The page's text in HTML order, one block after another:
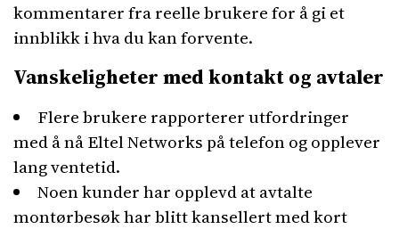
kommentarer fra reelle brukere for å gi et
innblikk i hva du kan forvente.
Vanskeligheter med kontakt og avtaler
Flere brukere rapporterer utfordringer
med å nå Eltel Networks på telefon og opplever
lang ventetid.
Noen kunder har opplevd at avtalte
montørbesøk har blitt kansellert med kort